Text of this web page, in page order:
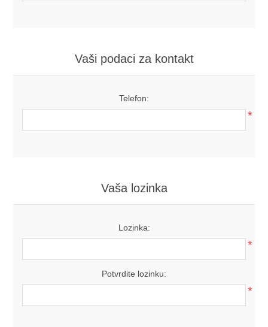
Vaši podaci za kontakt
Telefon:
*
Vaša lozinka
Lozinka:
*
Potvrdite lozinku:
*